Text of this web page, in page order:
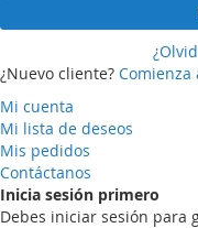
¿Nuevo cliente? Comienza
Mi cuenta
Mi lista de deseos
Mis pedidos
Contáctanos
Inicia sesión primero
Debes iniciar sesión para